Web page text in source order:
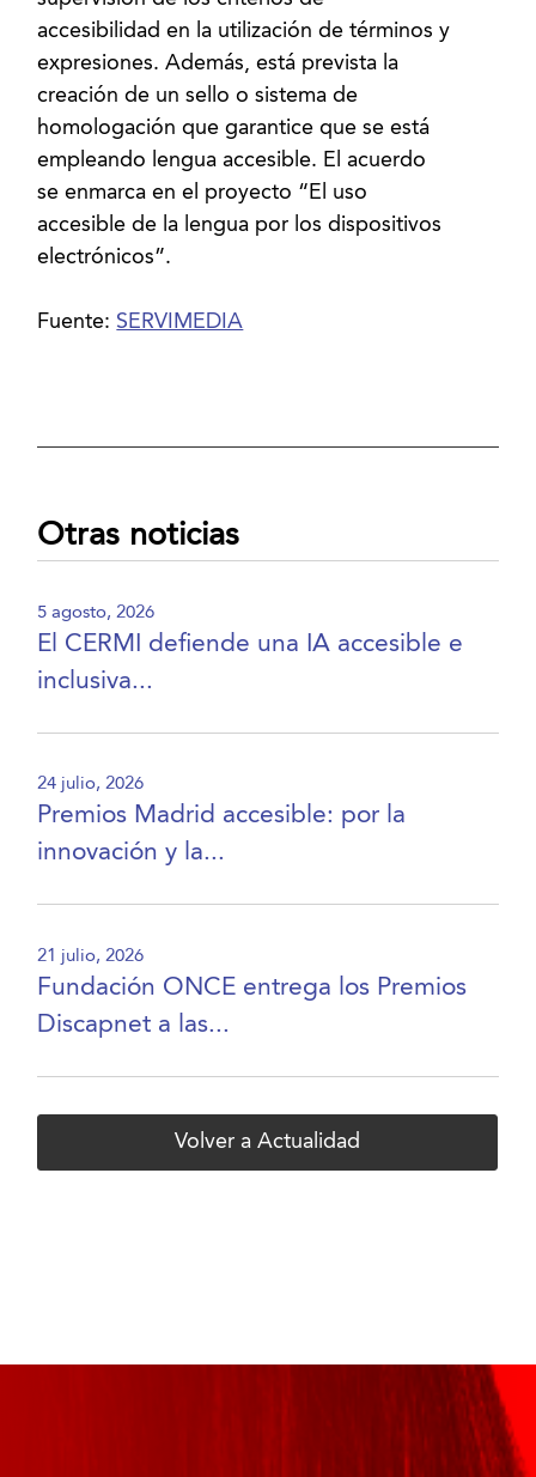
accesibilidad en la utilización de términos y
expresiones. Además, está prevista la
creación de un sello o sistema de
homologación que garantice que se está
empleando lengua accesible. El acuerdo
se enmarca en el proyecto “El uso
accesible de la lengua por los dispositivos
electrónicos”.
Fuente: SERVIMEDIA
Otras noticias
5 agosto, 2026
El CERMI defiende una IA accesible e
inclusiva...
24 julio, 2026
Premios Madrid accesible: por la
innovación y la...
21 julio, 2026
Fundación ONCE entrega los Premios
Discapnet a las...
Volver a Actualidad